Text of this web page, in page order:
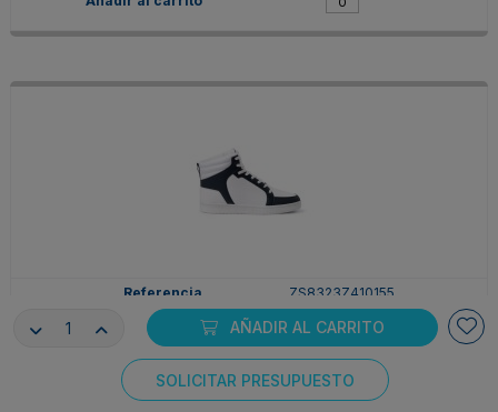
AÑADIR AL CARRITO
SOLICITAR PRESUPUESTO
ZS8323Z410155
41
BLANCO/MARINO
En stock
Consentimiento de cookies